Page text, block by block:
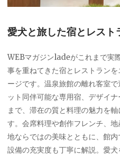
愛犬と旅した宿とレスト
WEBマガジンladeがこれまで実
事を重ねてきた宿とレストラン
ージです。温泉旅館の離れ客室
ット同伴可能な専用宿、デザイ
まで、滞在の質と料理の魅力を
す。会席料理や創作フレンチ、
地ならではの美味とともに、館
設備の充実度も丁寧に解説。愛